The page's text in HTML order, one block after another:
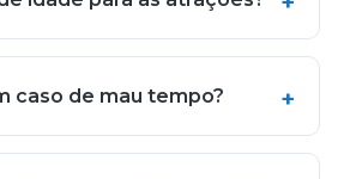
caso de mau tempo?